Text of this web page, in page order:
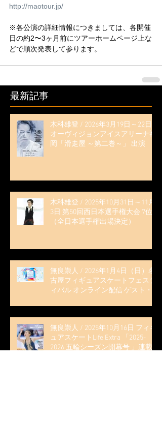
http://maotour.jp/
※各公演の詳細情報につきましては、各開催
日の約2〜3ヶ月前にツアーホームページ上な
どで順次発表して参ります。
最新記事
木科雄登 / 2026年3月19日～22日
オーヴィジョンアイスアリーナ福
岡「滑走屋 ～第二巻～」 出演
木科雄登 / 2025年10月31日～11月
3日 第50回西日本選手権大会 7位
（全日本選手権出場決定）
無良崇人 / 2026年1月4日（日）名
古屋フィギュアスケートフェステ
ィバル オンライン配信 ゲスト・
無良崇人 / 2025年10月16日 フィギ
ュアスケートLife Extra 「2025-
2026 五輪シーズン開幕号 」連載